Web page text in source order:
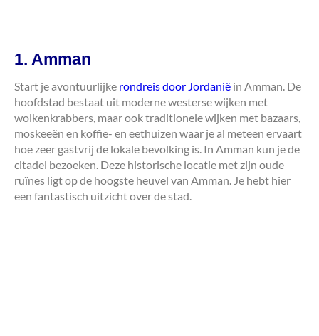
1. Amman
Start je avontuurlijke rondreis door Jordanië in Amman. De
hoofdstad bestaat uit moderne westerse wijken met
wolkenkrabbers, maar ook traditionele wijken met bazaars,
moskeeën en koffie- en eethuizen waar je al meteen ervaart
hoe zeer gastvrij de lokale bevolking is. In Amman kun je de
citadel bezoeken. Deze historische locatie met zijn oude
ruïnes ligt op de hoogste heuvel van Amman. Je hebt hier
een fantastisch uitzicht over de stad.